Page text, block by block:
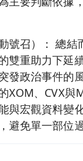
號召）： 總結
雙重助力下延
發政治事件的
XOM、CVX與
與宏觀資料變
避免單一部位